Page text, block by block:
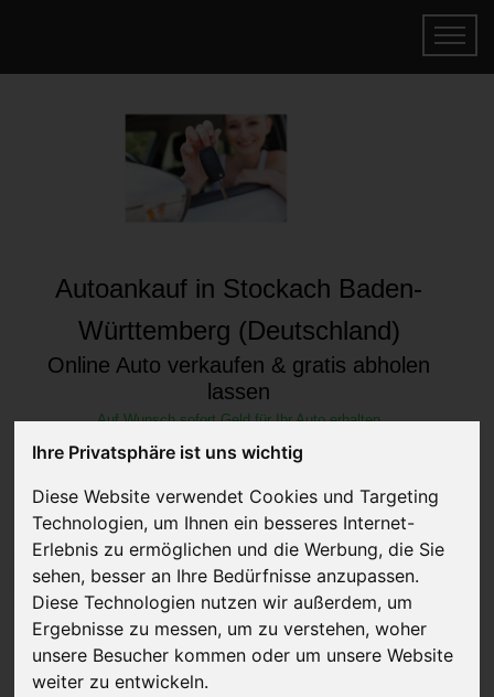
Ihre Privatsphäre ist uns wichtig
Diese Website verwendet Cookies und Targeting
Technologien, um Ihnen ein besseres Internet-
Erlebnis zu ermöglichen und die Werbung, die Sie
sehen, besser an Ihre Bedürfnisse anzupassen.
Diese Technologien nutzen wir außerdem, um
Ergebnisse zu messen, um zu verstehen, woher
unsere Besucher kommen oder um unsere Website
weiter zu entwickeln.
Autoankauf in Stockach Baden-
Württemberg (Deutschland)
Online Auto verkaufen & gratis abholen
lassen
Auf Wunsch sofort Geld für Ihr Auto erhalten
JETZT KOSTENLOSE BEWERTUNG
Kostenloses Angebotfür den Ankauf Ihres Autos inklusive der
Abholung, auf Wunsch sofort Geld. Ihre Daten werden nicht mit Dritten